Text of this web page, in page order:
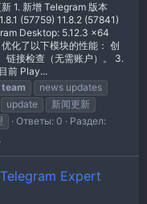
1. 新增 Telegram 版本
(57759) 11.8.2 (57841)
Desktop: 5.12.3 x64
化了以下模块的性能： 创
链接检查（无需账户）。 3.
前 Play...
team
news updates
update
新闻更新
Ответы: 0
Раздел:
Expert